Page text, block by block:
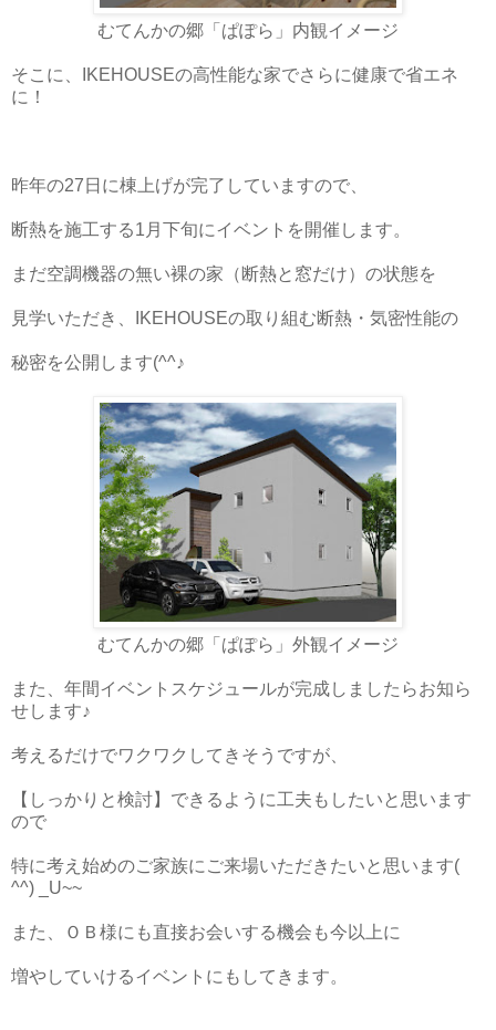
むてんかの郷「ぱぽら」内観イメージ
そこに、IKEHOUSEの高性能な家でさらに健康で省エネ
に！
昨年の27日に棟上げが完了していますので、
断熱を施工する1月下旬にイベントを開催します。
まだ空調機器の無い裸の家（断熱と窓だけ）の状態を
見学いただき、IKEHOUSEの取り組む断熱・気密性能の
秘密を公開します(^^♪
むてんかの郷「ぱぽら」外観イメージ
また、年間イベントスケジュールが完成しましたらお知ら
せします♪
考えるだけでワクワクしてきそうですが、
【しっかりと検討】できるように工夫もしたいと思います
ので
特に考え始めのご家族にご来場いただきたいと思います(
^^) _U~~
また、ＯＢ様にも直接お会いする機会も今以上に
増やしていけるイベントにもしてきます。